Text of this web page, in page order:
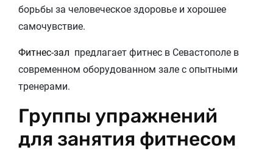
борьбы за человеческое здоровье и хорошее
самочувствие.
Фитнес-зал предлагает фитнес в Севастополе в
современном оборудованном зале с опытными
тренерами.
Группы упражнений
для занятия фитнесом